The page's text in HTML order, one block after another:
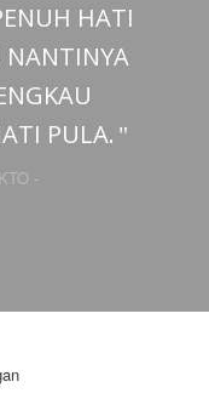
HATI
NANTINYA
PULA.
-